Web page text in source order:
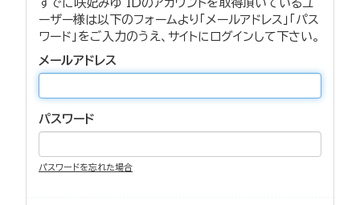
すでに咲妃みゆ IDのアカウントを取得頂いているユ
ーザー様は以下のフォームより「メールアドレス」「パス
ワード」をご入力のうえ、サイトにログインして下さい。
メールアドレス
パスワード
パスワードを忘れた場合